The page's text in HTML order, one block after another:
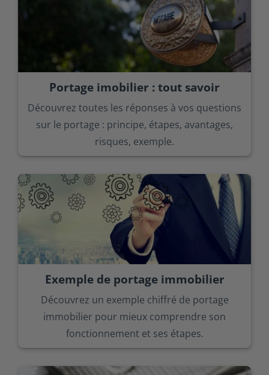
Portage imobilier : tout savoir
Découvrez toutes les réponses à vos questions
sur le portage : principe, étapes, avantages,
risques, exemple.
Exemple de portage immobilier
Découvrez un exemple chiffré de portage
immobilier pour mieux comprendre son
fonctionnement et ses étapes.